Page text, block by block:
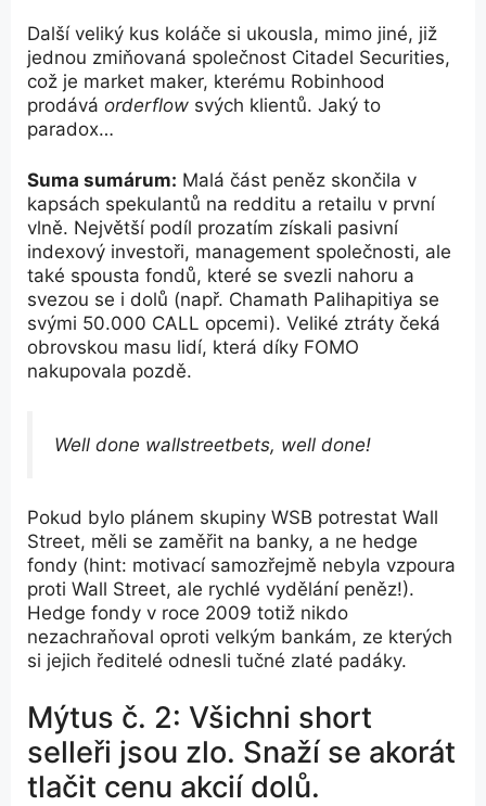
Další veliký kus koláče si ukousla, mimo jiné, již
jednou zmiňovaná společnost Citadel Securities,
což je market maker, kterému Robinhood
prodává orderflow svých klientů. Jaký to
paradox…
Suma sumárum: Malá část peněz skončila v
kapsách spekulantů na redditu a retailu v první
vlně. Největší podíl prozatím získali pasivní
indexový investoři, management společnosti, ale
také spousta fondů, které se svezli nahoru a
svezou se i dolů (např. Chamath Palihapitiya se
svými 50.000 CALL opcemi). Veliké ztráty čeká
obrovskou masu lidí, která díky FOMO
nakupovala pozdě.
Well done wallstreetbets, well done!
Pokud bylo plánem skupiny WSB potrestat Wall
Street, měli se zaměřit na banky, a ne hedge
fondy (hint: motivací samozřejmě nebyla vzpoura
proti Wall Street, ale rychlé vydělání peněz!).
Hedge fondy v roce 2009 totiž nikdo
nezachraňoval oproti velkým bankám, ze kterých
si jejich ředitelé odnesli tučné zlaté padáky.
Mýtus č. 2: Všichni short
selleři jsou zlo. Snaží se akorát
tlačit cenu akcií dolů.